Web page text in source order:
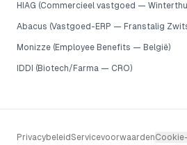
HIAG (Commercieel vastgoed —
Abacus (Vastgoed-ERP — Franstalig
Monizze (Employee Benefits — België)
IDDI (Biotech/Farma — CRO)
PrivacybeleidServicevoorwaarden